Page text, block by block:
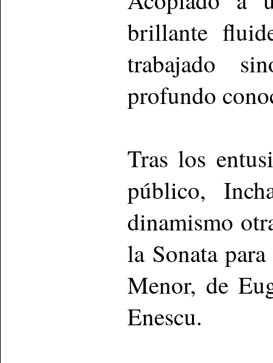
brillante
trabajado
profundo
Tras los
público,
dinamismo
la Sonata
Menor, de
Enescu.